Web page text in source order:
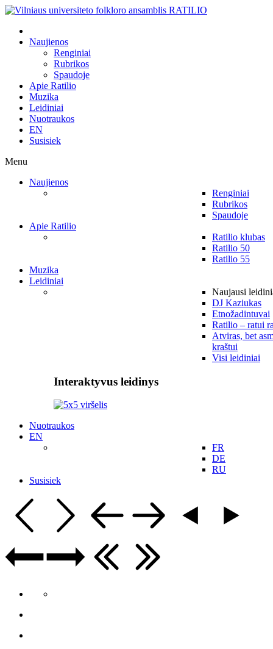
Naujienos
Renginiai
Rubrikos
Spaudoje
Apie Ratilio
Muzika
Leidiniai
Nuotraukos
EN
Susisiek
Menu
Naujienos
Renginiai
Rubrikos
Spaudoje
Apie Ratilio
Ratilio klubas
Ratilio 50
Ratilio 55
Muzika
Leidiniai
Naujausi
DJ Kaziukas
Etnožadintuvai
Ratilio – ratui
Atviras, bet
kraštui
Visi leidiniai
Interaktyvus leidinys
Nuotraukos
EN
FR
DE
RU
Susisiek